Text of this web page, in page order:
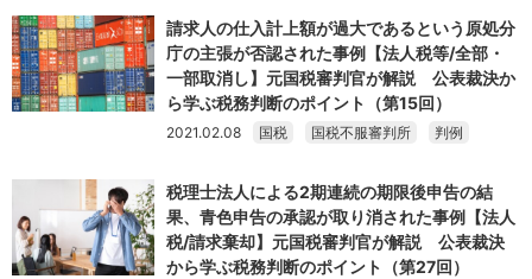
請求人の仕入計上額が過大であるという原処分
庁の主張が否認された事例【法人税等/全部・
一部取消し】元国税審判官が解説 公表裁決か
ら学ぶ税務判断のポイント（第15回）
2021.02.08 国税 国税不服審判所 判例
税理士法人による2期連続の期限後申告の結
果、青色申告の承認が取り消された事例【法人
税/請求棄却】元国税審判官が解説 公表裁決
から学ぶ税務判断のポイント（第27回）